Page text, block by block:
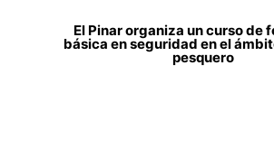
El Pinar organiza un curso de
básica en seguridad en el
pesquero